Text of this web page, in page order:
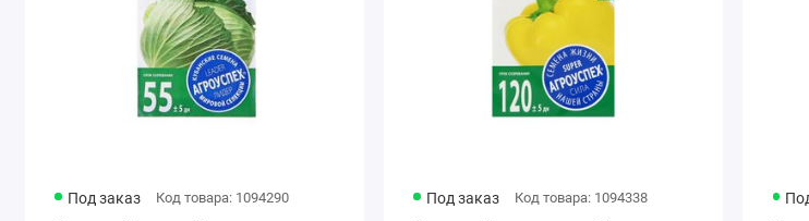
Под заказ Код товара: 1094290 Под заказ Код товара: 1094338